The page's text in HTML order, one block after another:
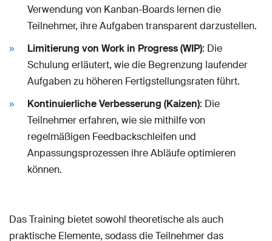
Verwendung von Kanban-Boards lernen die
Teilnehmer, ihre Aufgaben transparent darzustellen.
Limitierung von Work in Progress (WIP): Die
Schulung erläutert, wie die Begrenzung laufender
Aufgaben zu höheren Fertigstellungsraten führt.
Kontinuierliche Verbesserung (Kaizen): Die
Teilnehmer erfahren, wie sie mithilfe von
regelmäßigen Feedbackschleifen und
Anpassungsprozessen ihre Abläufe optimieren
können.
Das Training bietet sowohl theoretische als auch
praktische Elemente, sodass die Teilnehmer das